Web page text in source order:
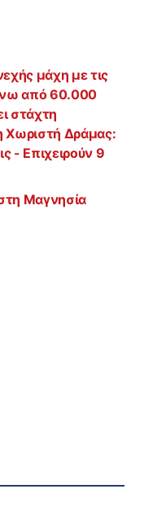
μάχη με τις
από 60.000
στάχτη
Χωριστή Δράμας:
- Επιχειρούν 9
Μαγνησία